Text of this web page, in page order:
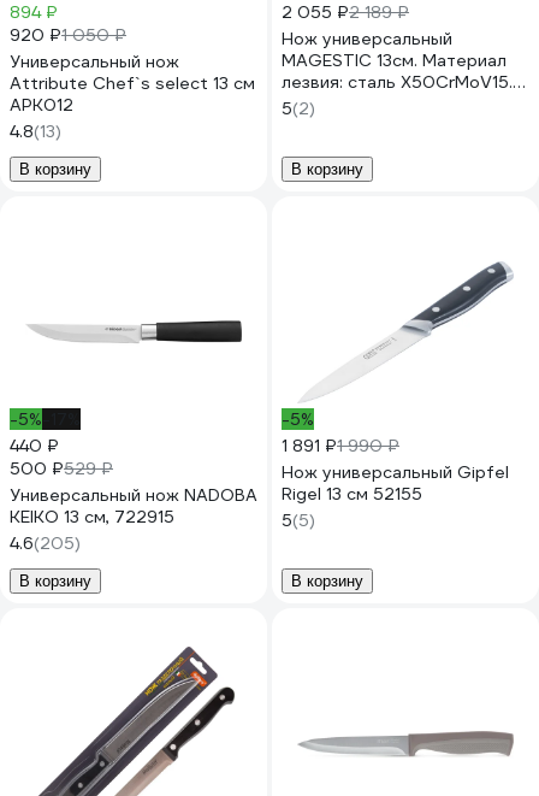
894 ₽
920 ₽1 050 ₽
Универсальный нож
Attribute Chef`s select 13 см
APK012
4.8(13)
В корзину
2 055 ₽2 189 ₽
Нож универсальный
MAGESTIC 13см. Материал
лезвия: сталь X50CrMoV15.
Материал ручки:
нержавеющая сталь,
Толщина: 2мм Gipfel 6972
5(2)
В корзину
-5%
440 ₽
500 ₽529 ₽
Универсальный нож NADOBA
KEIKO 13 см, 722915
4.6(205)
В корзину
-5%
1 891 ₽1 990 ₽
Нож универсальный Gipfel
Rigel 13 см 52155
5(5)
В корзину